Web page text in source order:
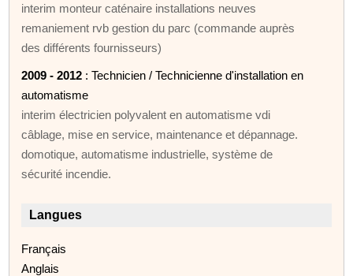
interim monteur caténaire installations neuves
remaniement rvb gestion du parc (commande auprès
des différents fournisseurs)
2009 - 2012 : Technicien / Technicienne d'installation en
automatisme
interim électricien polyvalent en automatisme vdi
câblage, mise en service, maintenance et dépannage.
domotique, automatisme industrielle, système de
sécurité incendie.
Langues
Français
Anglais